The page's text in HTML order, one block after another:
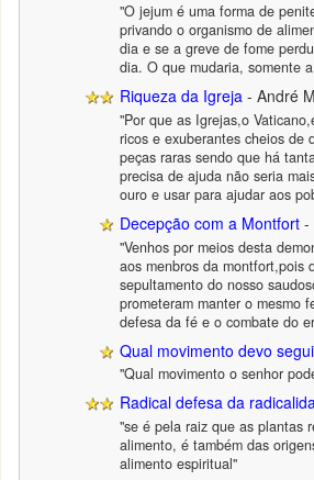
"O jejum é uma forma de
privando o organismo de
dia e se a greve de fome
dia. O que mudaria, somente
Riqueza da Igreja - André
"Por que as Igrejas,o
ricos e exuberantes cheios de
peças raras sendo que há
precisa de ajuda não seria
ouro e usar para ajudar aos
Decepção com a Montfort -
"Venhos por meios desta
aos menbros da montfort,pois
sepultamento do nosso
prometeram manter o mesmo
defesa da fé e o combate do
Qual movimento devo
"Qual movimento o senhor
Radical defesa da
"se é pela raiz que as plantas
alimento, é também das
alimento espiritual"